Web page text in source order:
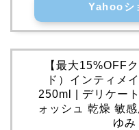
Yahooシ
【最大15%OFF
ド）インティメ
250ml | デリケー
ォッシュ 乾燥 敏
ゆみ